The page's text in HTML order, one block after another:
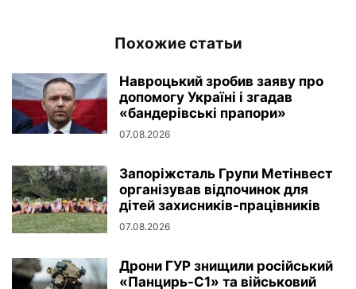
Похожие статьи
Навроцький зробив заяву про
допомогу Україні і згадав
«бандерівські прапори»
07.08.2026
Запоріжсталь Групи Метінвест
організував відпочинок для
дітей захисників-працівників
07.08.2026
Дрони ГУР знищили російський
«Панцирь-С1» та військовий